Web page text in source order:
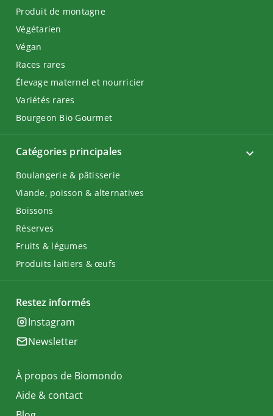
Catégories principales
Boulangerie & pâtisserie
Viande, poisson & alternatives
Boissons
Réserves
Fruits & légumes
Produits laitiers & œufs
Produit de montagne
Végétarien
Végan
Races rares
Élevage maternel et nourricier
Variétés rares
Bourgeon Bio Gourmet
Restez informés
Instagram
Newsletter
À propos de Biomondo
Aide & contact